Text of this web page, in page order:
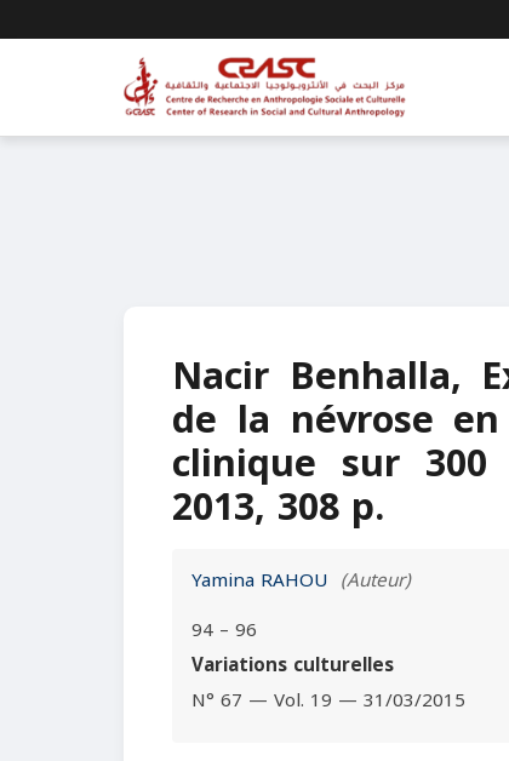
Nacir Benhalla,
de la névrose
clinique sur
2013, 308 p.
Yamina RAHOU (Auteur)
94 – 96
Variations culturelles
N° 67 — Vol. 19 — 31/03/2015